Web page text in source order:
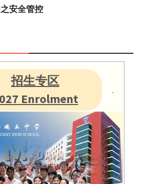
安全管控
招生专区
Enrolment